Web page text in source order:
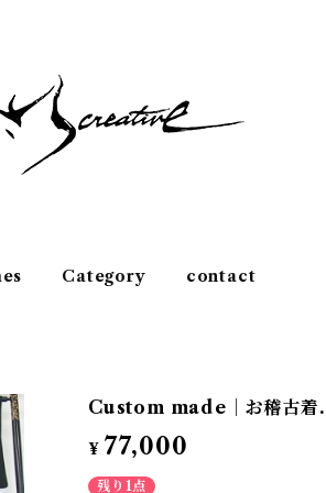
Category contact
Custom made｜お稽古着
¥ 77,000
残り1点